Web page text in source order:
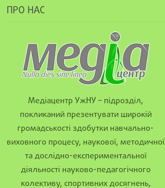
ПРО НАС
Медіацентр УжНУ – підрозділ,
покликаний презентувати широкій
громадськості здобутки навчально-
виховного процесу, наукової, методичної
та дослідно-експериментальної
діяльності науково-педагогічного
колективу, спортивних досягнень,